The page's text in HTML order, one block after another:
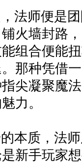
法师便是
火墙封路
组合便能
那种凭借
尖凝聚魔
力。
本质，法
新手玩家